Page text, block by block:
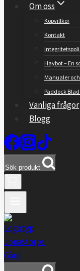
Om oss
Köpvillkor
Kontakt
Haybot – En
Manualer
Paddock
Vanliga frågor
Blogg
Sök produkt